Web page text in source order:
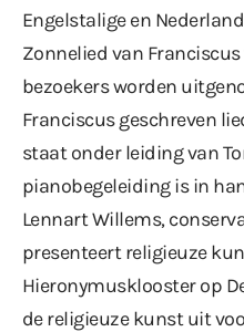
Engelstalige en
Zonnelied van
bezoekers worden
Franciscus geschreven
staat onder leiding van
pianobegeleiding is in
Lennart Willems,
presenteert religieuze
Hieronymusklooster op
de religieuze kunst uit